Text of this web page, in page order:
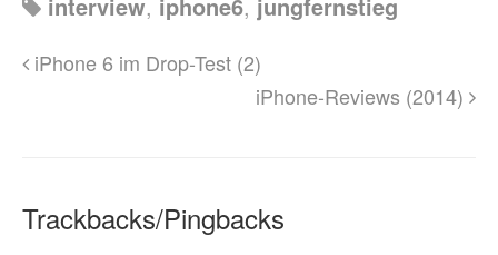
iPhone 6 im Drop-Test (2)
iPhone-Reviews (2014)
Trackbacks/Pingbacks